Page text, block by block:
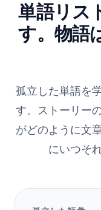
単語リス
す。物語
孤立した単語を
す。ストーリー
がどのように文
にいつそ